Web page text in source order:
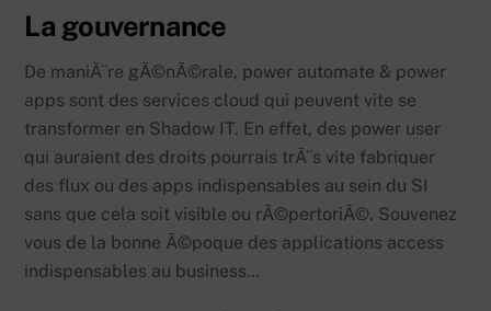
La gouvernance
De maniÃ¨re gÃ©nÃ©rale, power automate & power
apps sont des services cloud qui peuvent vite se
transformer en Shadow IT. En effet, des power user
qui auraient des droits pourrais trÃ¨s vite fabriquer
des flux ou des apps indispensables au sein du SI
sans que cela soit visible ou rÃ©pertoriÃ©. Souvenez
vous de la bonne Ã©poque des applications access
indispensables au business…